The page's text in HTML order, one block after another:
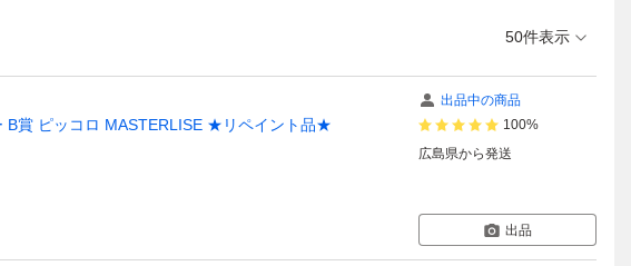
50件表示
B賞 ピッコロ MASTERLISE ★リペイント品★
出品中の商品
100%
広島県から発送
出品